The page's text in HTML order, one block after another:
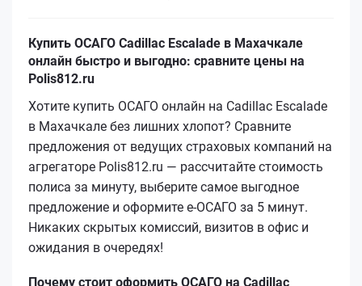
Купить ОСАГО Cadillac Escalade в Махачкале
онлайн быстро и выгодно: сравните цены на
Polis812.ru
Хотите купить ОСАГО онлайн на Cadillac Escalade
в Махачкале без лишних хлопот? Сравните
предложения от ведущих страховых компаний на
агрегаторе Polis812.ru — рассчитайте стоимость
полиса за минуту, выберите самое выгодное
предложение и оформите е‑ОСАГО за 5 минут.
Никаких скрытых комиссий, визитов в офис и
ожидания в очередях!
Почему стоит оформить ОСАГО на Cadillac